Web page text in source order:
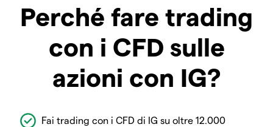
Perché fare trading
con i CFD sulle
azioni con IG?
Fai trading con i CFD di IG su oltre 12.000